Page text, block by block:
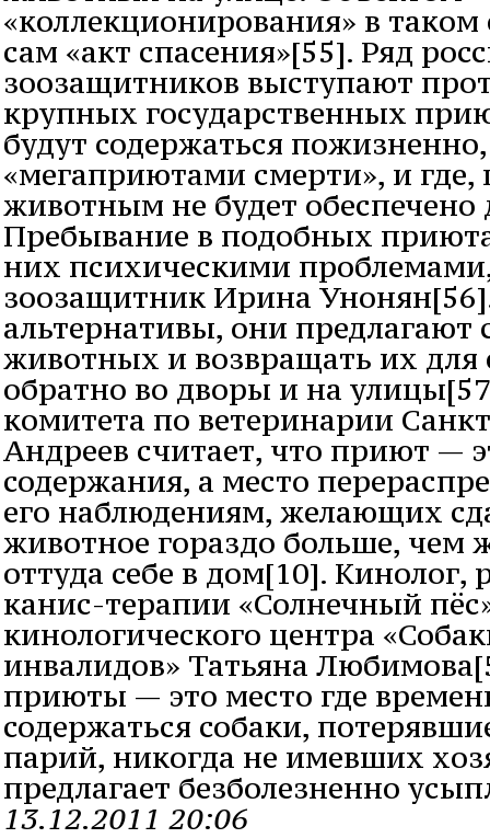
«коллекционирования» в таком
сам «акт спасения»[55]. Ряд
зоозащитников выступают
крупных государственных
будут содержаться
«мегаприютами смерти», и
животным не будет
Пребывание в подобных
них психическими
зоозащитник Ирина
альтернативы, они предлагают
животных и возвращать их для
обратно во дворы и на
комитета по ветеринарии
Андреев считает, что приют —
содержания, а место
его наблюдениям, желающих
животное гораздо больше, чем
оттуда себе в дом[10]. Кинолог,
канис-терапии «Солнечный
кинологического центра
инвалидов» Татьяна
приюты — это место где
содержаться собаки,
парий, никогда не имевших
предлагает безболезненно
13.12.2011 20:06